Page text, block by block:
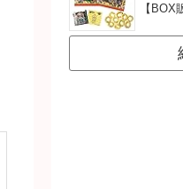
【BOX